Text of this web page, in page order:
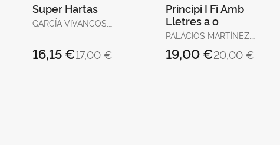
Super Hartas
GARCÍA VIVANCOS,
17,00 €
16,15 €
Principi I Fi Amb
Lletres a o
PALÀCIOS MARTÍNEZ,
20,00 €
19,00 €